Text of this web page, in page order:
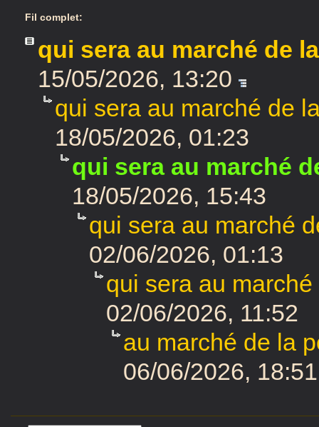
Fil complet:
qui sera au marché de
15/05/2026, 13:20
qui sera au marché de
18/05/2026, 01:23
qui sera au marché
18/05/2026, 15:43
qui sera au marché
02/06/2026, 01:13
qui sera au
02/06/2026, 11:52
au marché de la
06/06/2026, 18:51